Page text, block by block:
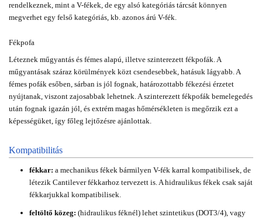
rendelkeznek, mint a V-fékek, de egy alsó kategóriás tárcsát könnyen
megverhet egy felső kategóriás, kb. azonos árú V-fék.
Fékpofa
Léteznek műgyantás és fémes alapú, illetve szinterezett fékpofák. A
műgyantásak száraz körülmények közt csendesebbek, hatásuk lágyabb. A
fémes pofák esőben, sárban is jól fognak, határozottabb fékezési érzetet
nyújtanak, viszont zajosabbak lehetnek. A szinterezett fékpofák bemelegedés
után fognak igazán jól, és extrém magas hőmérsékleten is megőrzik ezt a
képességüket, így főleg lejtőzésre ajánlottak.
Kompatibilitás
fékkar: a mechanikus fékek bármilyen V-fék karral kompatibilisek, de
létezik Cantilever fékkarhoz tervezett is. A hidraulikus fékek csak saját
fékkarjukkal kompatibilisek.
feltöltő közeg: (hidraulikus féknél) lehet szintetikus (DOT3/4), vagy